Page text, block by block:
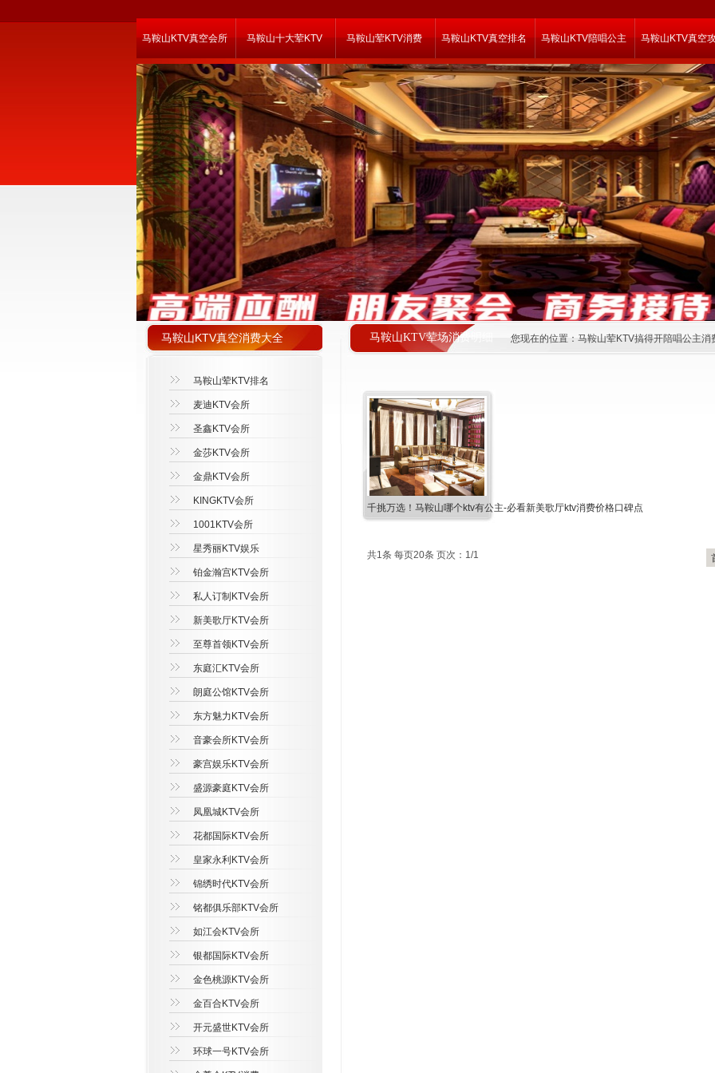
马鞍山KTV真空会所 马鞍山十大荤KTV 马鞍山荤KTV消费 马鞍山KTV真空排名 马鞍山KTV陪唱公主 马鞍山KTV真空
马鞍山KTV荤场消费明细 您现在的位置： 马鞍山荤KTV搞得开陪唱公主消
千挑万选！马鞍山哪个ktv有公主-必看新美歌厅ktv消费价格口碑点
共1条 每页20条 页次：1/1
马鞍山KTV真空消费大全
马鞍山荤KTV排名
麦迪KTV会所
圣鑫KTV会所
金莎KTV会所
金鼎KTV会所
KINGKTV会所
1001KTV会所
星秀丽KTV娱乐
铂金瀚宫KTV会所
私人订制KTV会所
新美歌厅KTV会所
至尊首领KTV会所
东庭汇KTV会所
朗庭公馆KTV会所
东方魅力KTV会所
音豪会所KTV会所
豪宫娱乐KTV会所
盛源豪庭KTV会所
凤凰城KTV会所
花都国际KTV会所
皇家永利KTV会所
锦绣时代KTV会所
铭都俱乐部KTV会所
如江会KTV会所
银都国际KTV会所
金色桃源KTV会所
金百合KTV会所
开元盛世KTV会所
环球一号KTV会所